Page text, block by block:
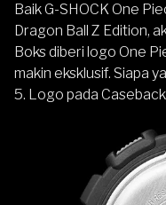
Baik G-SHOCK One
Dragon Ball Z Edition,
Boks diberi logo One
makin eksklusif. Siapa
5. Logo pada Caseback